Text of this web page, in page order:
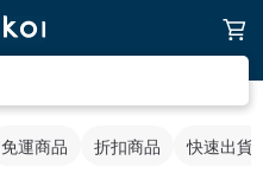
免運商品 折扣商品 快速出貨